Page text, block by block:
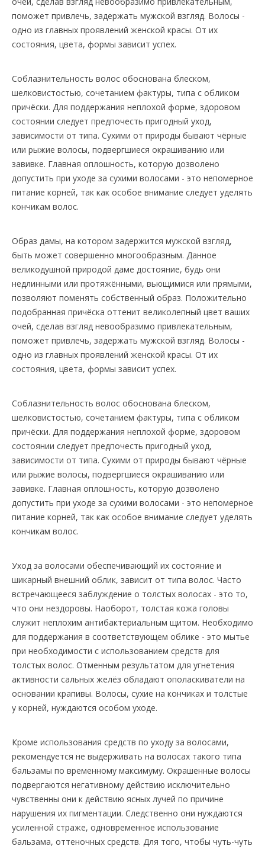
поможет привлечь, задержать мужской взгляд. Волосы -
одно из главных проявлений женской красы. От их
состояния, цвета, формы зависит успех.
Соблазнительность волос обоснована блеском,
шелковистостью, сочетанием фактуры, типа с обликом
причёски. Для поддержания неплохой форме, здоровом
состоянии следует предпочесть пригодный уход,
зависимости от типа. Сухими от природы бывают чёрные
или рыжие волосы, подвергшиеся окрашиванию или
завивке. Главная оплошность, которую дозволено
допустить при уходе за сухими волосами - это непомерное
питание корней, так как особое внимание следует уделять
кончикам волос.
Образ дамы, на котором задержится мужской взгляд,
быть может совершенно многообразным. Данное
великодушной природой даме достояние, будь они
недлинными или протяжёнными, вьющимися или прямыми,
позволяют поменять собственный образ. Положительно
подобранная причёска оттенит великолепный цвет ваших
очей, сделав взгляд невообразимо привлекательным,
поможет привлечь, задержать мужской взгляд. Волосы -
одно из главных проявлений женской красы. От их
состояния, цвета, формы зависит успех.
Соблазнительность волос обоснована блеском,
шелковистостью, сочетанием фактуры, типа с обликом
причёски. Для поддержания неплохой форме, здоровом
состоянии следует предпочесть пригодный уход,
зависимости от типа. Сухими от природы бывают чёрные
или рыжие волосы, подвергшиеся окрашиванию или
завивке. Главная оплошность, которую дозволено
допустить при уходе за сухими волосами - это непомерное
питание корней, так как особое внимание следует уделять
кончикам волос.
Уход за волосами обеспечивающий их состояние и
шикарный внешний облик, зависит от типа волос. Часто
встречающееся заблуждение о толстых волосах - это то,
что они нездоровы. Наоборот, толстая кожа головы
служит неплохим антибактериальным щитом. Необходимо
для поддержания в соответствующем облике - это мытье
при необходимости с использованием средств для
толстых волос. Отменным результатом для угнетения
активности сальных желёз обладают ополаскиватели на
основании крапивы. Волосы, сухие на кончиках и толстые
у корней, нуждаются особом уходе.
Кроме использования средств по уходу за волосами,
рекомендуется не выдерживать на волосах такого типа
бальзамы по временному максимуму. Окрашенные волосы
подвергаются негативному действию исключительно
чувственны они к действию ясных лучей по причине
нарушения их пигментации. Следственно они нуждаются
усиленной страже, одновременное использование
бальзама, оттеночных средств. Для того, чтобы чуть-чуть